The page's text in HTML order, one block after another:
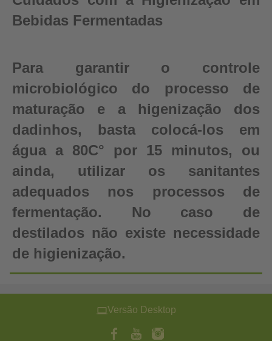
Bebidas Fermentadas
Para garantir o controle
microbiológico do processo de
maturação e a higenização dos
dadinhos, basta colocá-los em
água a 80C° por 15 minutos, ou
ainda, utilizar os sanitantes
adequados nos processos de
fermentação. No caso de
destilados não existe necessidade
de higienização.
Versão Desktop